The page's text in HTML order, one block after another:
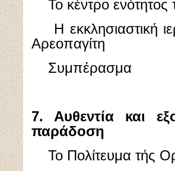
Το κέντρο ενότητος
Η εκκλησιαστική
Αρεοπαγίτη
Συμπέρασμα
7. Αυθεντία και
παράδοση
Το Πολίτευμα τής